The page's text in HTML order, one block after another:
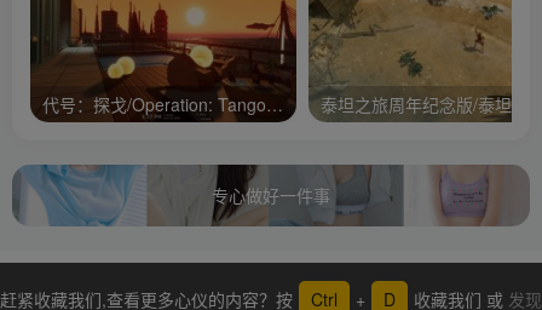
代号：探戈/Operation: Tango/支持网络联机
专心做好一件事
赶紧收藏我们,查看更多心仪的内容？按 Ctrl + D 收藏我们 或 发现